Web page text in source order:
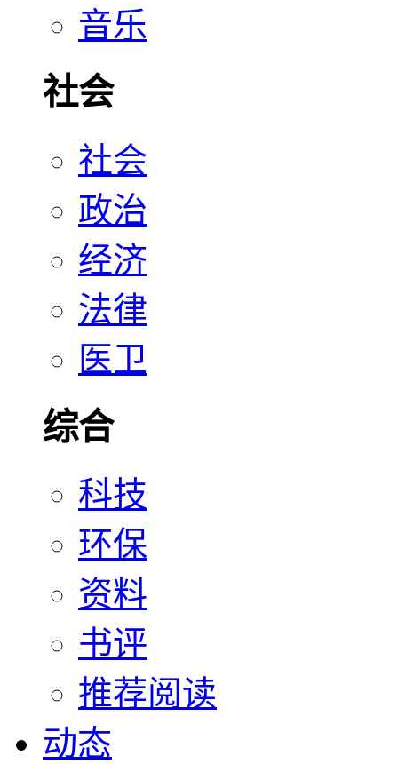
音乐
社会
社会
政治
经济
法律
医卫
综合
科技
环保
资料
书评
推荐阅读
动态